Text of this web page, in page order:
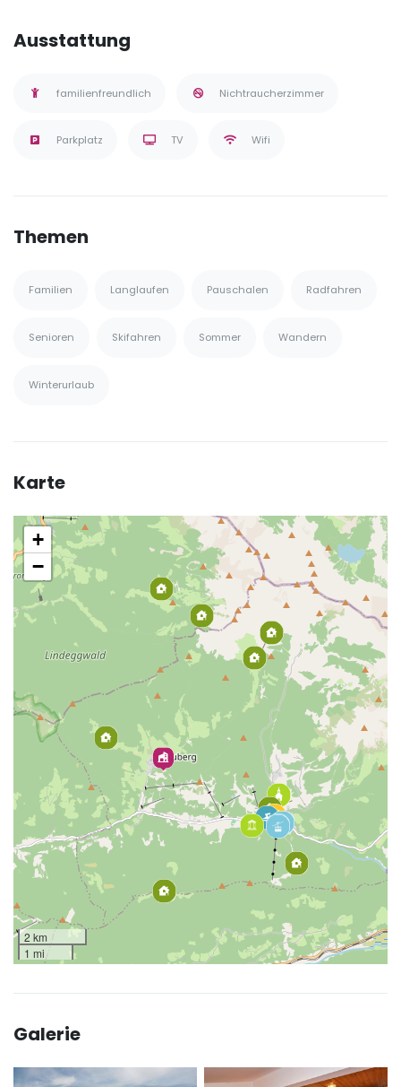
Ausstattung
familienfreundlich Nichtraucherzimmer
Parkplatz TV Wifi
Themen
Familien Langlaufen Pauschalen Radfahren
Senioren Skifahren Sommer Wandern
Winterurlaub
Karte
+
−
2 km
1 mi
Galerie